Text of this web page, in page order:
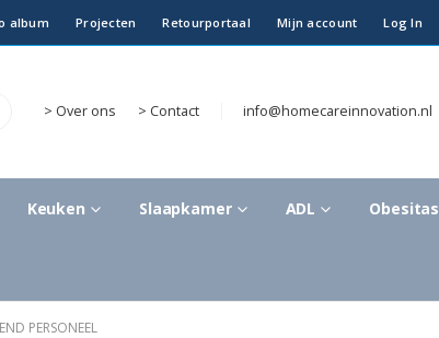
album Projecten Retourportaal Mijn account Log In
> Over ons > Contact info@homecareinnovation.nl
Keuken Slaapkamer ADL Obesitas
PERSONEEL